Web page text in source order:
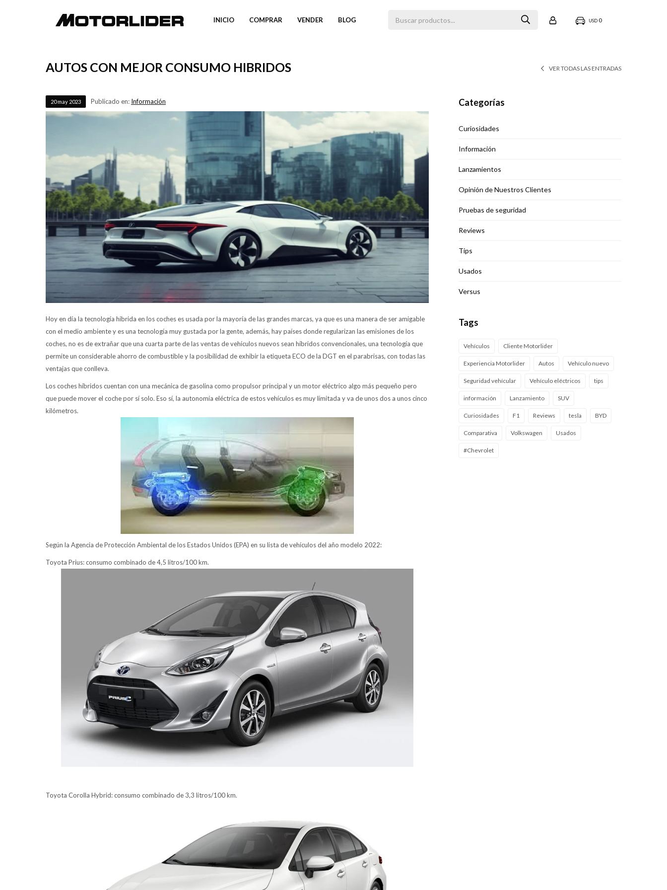
INICIO COMPRAR VENDER BLOG USD 0
AUTOS CON MEJOR CONSUMO HIBRIDOS VER TODAS LAS ENTRADAS
20 may 2023 Publicado en: Información
Hoy en día la tecnología hibrida en los coches es usada por la mayoría de las grandes marcas, ya que es una manera de ser amigable
con el medio ambiente y es una tecnología muy gustada por la gente, además, hay países donde regularizan las emisiones de los
coches, no es de extrañar que una cuarta parte de las ventas de vehículos nuevos sean híbridos convencionales, una tecnología que
permite un considerable ahorro de combustible y la posibilidad de exhibir la etiqueta ECO de la DGT en el parabrisas, con todas las
ventajas que conlleva.
Los coches híbridos cuentan con una mecánica de gasolina como propulsor principal y un motor eléctrico algo más pequeño pero
que puede mover el coche por sí solo. Eso sí, la autonomía eléctrica de estos vehículos es muy limitada y va de unos dos a unos cinco
kilómetros.
Según la Agencia de Protección Ambiental de los Estados Unidos (EPA) en su lista de vehículos del año modelo 2022:
Toyota Prius: consumo combinado de 4,5 litros/100 km.
Toyota Corolla Hybrid: consumo combinado de 3,3 litros/100 km.
Categorías
Curiosidades
Información
Lanzamientos
Opinión de Nuestros Clientes
Pruebas de seguridad
Reviews
Tips
Usados
Versus
Tags
Vehículos Cliente Motorlider
Experiencia Motorlider Autos Vehículo nuevo
Seguridad vehícular Vehículo eléctricos tips
información Lanzamiento SUV
Curiosidades F1 Reviews tesla BYD
Comparativa Volkswagen Usados
#Chevrolet